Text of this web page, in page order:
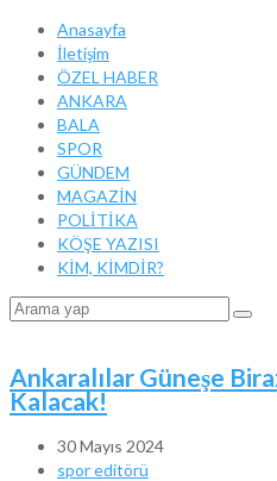
Anasayfa
İletişim
ÖZEL HABER
ANKARA
BALA
SPOR
GÜNDEM
MAGAZİN
POLİTİKA
KÖŞE YAZISI
KİM, KİMDİR?
Ankaralılar Güneşe
Kalacak!
30 Mayıs 2024
spor editörü